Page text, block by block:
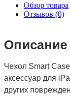
Обзор товара
Отзывов (0)
Описание
Чехол Smart
аксессуар для
других